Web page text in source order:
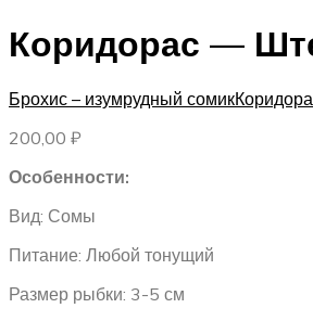
Коридорас —
Брохис – изумрудный сомик
200,00 ₽
Особенности:
Вид: Сомы
Питание: Любой тонущий
Размер рыбки: 3-5 см